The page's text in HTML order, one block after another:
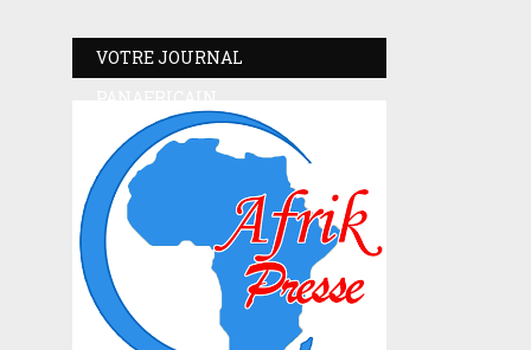
VOTRE JOURNAL